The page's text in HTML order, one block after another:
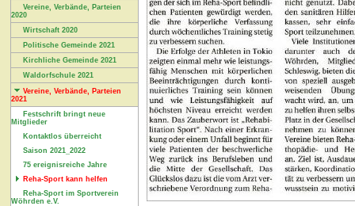
Vereine, Verbände, Parteien
2020
Wirtschaft 2020
Politische Gemeinde 2021
Kirchliche Gemeinde 2021
Waldorfschule 2021
Vereine, Verbände, Parteien
2021
Festschrift bringt neue
Mitglieder
Kontaktlos überreicht
Saison 2021_2022
75 ereignisreiche Jahre
Reha-Sport kann helfen
Reha-Sport im Sportverein
Wöhrden e.V.